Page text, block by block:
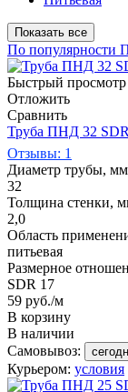
Показать все
По популярности
Быстрый просмотр
Отложить
Сравнить
Труба ПНД 32 SDR
Отзывы: 1
Диаметр трубы, мм
32
Толщина стенки,
2,0
Область
питьевая
Размерное
SDR 17
59 руб./м
В корзину
В наличии
Самовывоз:
Курьером: условия